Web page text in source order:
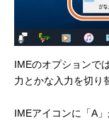
IMEのオプションで
力とかな入力を切り
IMEアイコンに「A